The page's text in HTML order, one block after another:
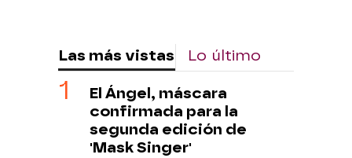
Las más vistas Lo último
El Ángel, máscara
confirmada para la
segunda edición de
'Mask Singer'